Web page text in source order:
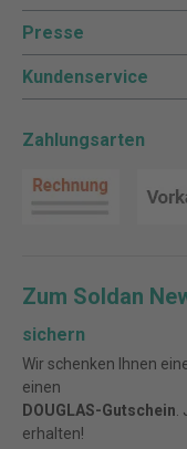
Presse
Kundenservice
Zahlungsarten
Zum Soldan
sichern
Wir schenken Ihnen
einen
DOUGLAS-Gutschein
erhalten!